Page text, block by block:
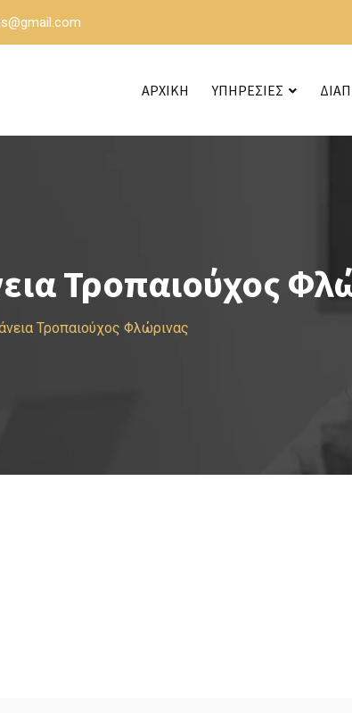
ΑΡΧΙΚΗ ΥΠΗΡΕΣΙΕΣ
Τροπαιούχος
Τροπαιούχος Φλώρινας